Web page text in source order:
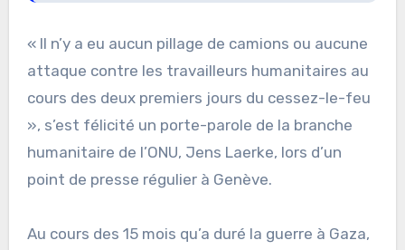
« Il n’y a eu aucun pillage de camions ou aucune
attaque contre les travailleurs humanitaires au
cours des deux premiers jours du cessez-le-feu
», s’est félicité un porte-parole de la branche
humanitaire de l’ONU, Jens Laerke, lors d’un
point de presse régulier à Genève.
Au cours des 15 mois qu’a duré la guerre à Gaza,